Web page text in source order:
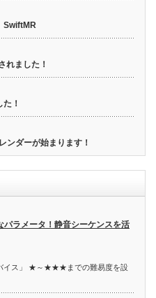
SwiftMR
れました！
！
ンダーが始まります！
ラメータ！静音シーケンスを活
イス」 ★～★★★までの難易度を設